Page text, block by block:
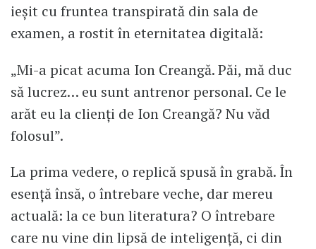
ieșit cu fruntea transpirată din sala de
examen, a rostit în eternitatea digitală:
„Mi-a picat acuma Ion Creangă. Păi, mă duc
să lucrez… eu sunt antrenor personal. Ce le
arăt eu la clienți de Ion Creangă? Nu văd
folosul”.
La prima vedere, o replică spusă în grabă. În
esență însă, o întrebare veche, dar mereu
actuală: la ce bun literatura? O întrebare
care nu vine din lipsă de inteligență, ci din